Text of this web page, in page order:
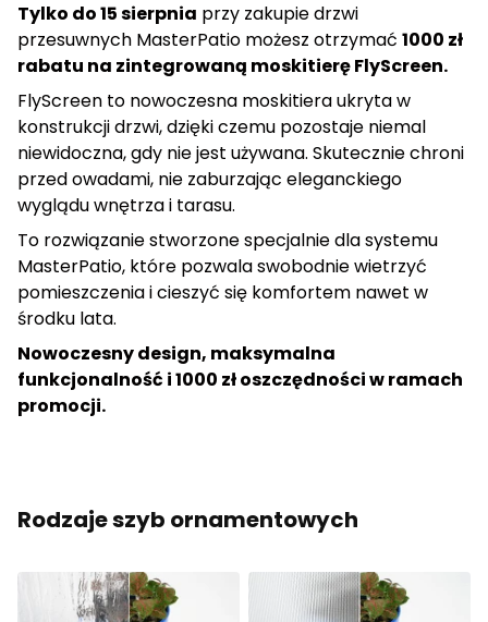
Tylko do 15 sierpnia przy zakupie drzwi
przesuwnych MasterPatio możesz otrzymać 1000 zł
rabatu na zintegrowaną moskitierę FlyScreen.
FlyScreen to nowoczesna moskitiera ukryta w
konstrukcji drzwi, dzięki czemu pozostaje niemal
niewidoczna, gdy nie jest używana. Skutecznie chroni
przed owadami, nie zaburzając eleganckiego
wyglądu wnętrza i tarasu.
To rozwiązanie stworzone specjalnie dla systemu
MasterPatio, które pozwala swobodnie wietrzyć
pomieszczenia i cieszyć się komfortem nawet w
środku lata.
Nowoczesny design, maksymalna
funkcjonalność i 1000 zł oszczędności w ramach
promocji.
Rodzaje szyb ornamentowych